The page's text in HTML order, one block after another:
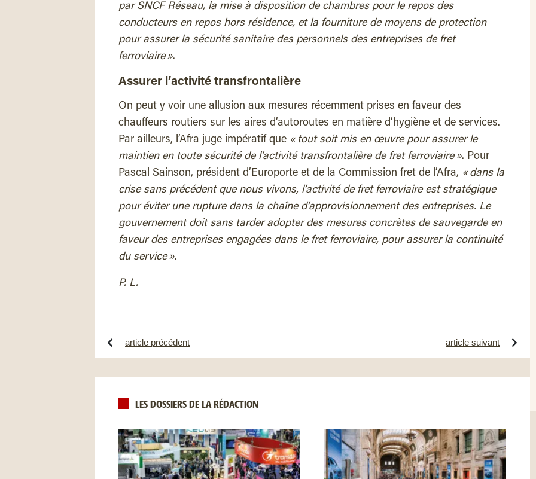
par SNCF Réseau, la mise à disposition de chambres pour le repos des
conducteurs en repos hors résidence, et la fourniture de moyens de protection
pour assurer la sécurité sanitaire des personnels des entreprises de fret
ferroviaire ».
Assurer l’activité transfrontalière
On peut y voir une allusion aux mesures récemment prises en faveur des
chauffeurs routiers sur les aires d’autoroutes en matière d’hygiène et de services.
Par ailleurs, l’Afra juge impératif que « tout soit mis en œuvre pour assurer le
maintien en toute sécurité de l’activité transfrontalière de fret ferroviaire ». Pour
Pascal Sainson, président d’Europorte et de la Commission fret de l’Afra, « dans la
crise sans précédent que nous vivons, l’activité de fret ferroviaire est stratégique
pour éviter une rupture dans la chaîne d’approvisionnement des entreprises. Le
gouvernement doit sans tarder adopter des mesures concrètes de sauvegarde en
faveur des entreprises engagées dans le fret ferroviaire, pour assurer la continuité
du service ».
P. L.
article précédent article suivant
LES DOSSIERS DE LA RÉDACTION